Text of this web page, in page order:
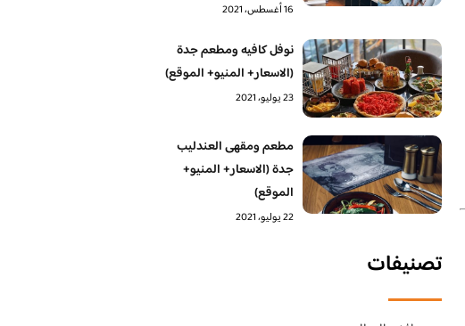
16 أغسطس، 2021
نوفل كافيه ومطعم جدة
(الاسعار+ المنيو+ الموقع)
23 يوليو، 2021
مطعم ومقهى العندليب
جدة (الاسعار+ المنيو+
الموقع)
22 يوليو، 2021
تصنيفات